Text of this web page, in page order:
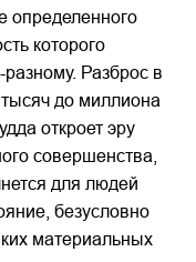
определенного
которого
Разброс в
тысяч до миллиона
откроет эру
совершенства,
для людей
безусловно
материальных